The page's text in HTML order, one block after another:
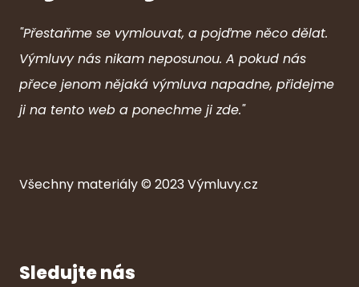
"Přestaňme se vymlouvat, a pojďme něco dělat.
Výmluvy nás nikam neposunou. A pokud nás
přece jenom nějaká výmluva napadne, přidejme
ji na tento web a ponechme ji zde."
Všechny materiály © 2023Výmluvy.cz
Sledujte nás